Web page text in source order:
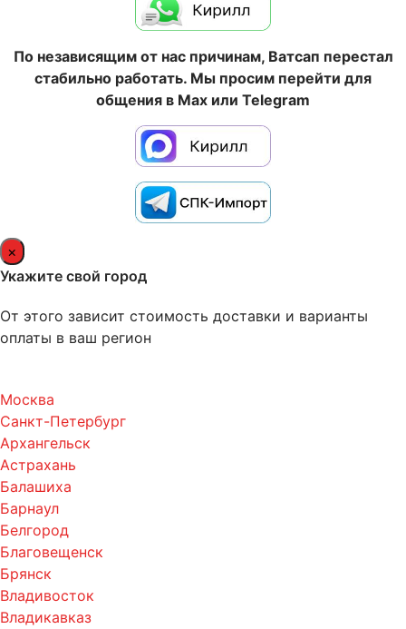
По независящим от нас причинам, Ватсап перестал
стабильно работать. Мы просим перейти для
общения в Max или Telegram
×
Укажите свой город
От этого зависит стоимость доставки и варианты
оплаты в ваш регион
Москва
Санкт-Петербург
Архангельск
Астрахань
Балашиха
Барнаул
Белгород
Благовещенск
Брянск
Владивосток
Владикавказ